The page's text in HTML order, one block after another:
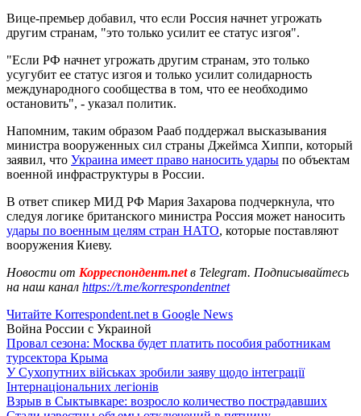
Вице-премьер добавил, что если Россия начнет угрожать
другим странам, "это только усилит ее статус изгоя".
"Если РФ начнет угрожать другим странам, это только
усугубит ее статус изгоя и только усилит солидарность
международного сообщества в том, что ее необходимо
остановить", - указал политик.
Напомним, таким образом Рааб поддержал высказывания
министра вооруженных сил страны Джеймса Хиппи, который
заявил, что Украина имеет право наносить удары по объектам
военной инфраструктуры в России.
В ответ спикер МИД РФ Мария Захарова подчеркнула, что
следуя логике британского министра Россия может наносить
удары по военным целям стран НАТО, которые поставляют
вооружения Киеву.
Новости от Корреспондент.netв Telegram. Подписывайтесь
на наш канал https://t.me/korrespondentnet
Читайте Korrespondent.net в Google News
Война России с Украиной
Провал сезона: Москва будет платить пособия работникам
турсектора Крыма
У Сухопутних військах зробили заяву щодо інтеграції
Інтернаціональних легіонів
Взрыв в Сыктывкаре: возросло количество пострадавших